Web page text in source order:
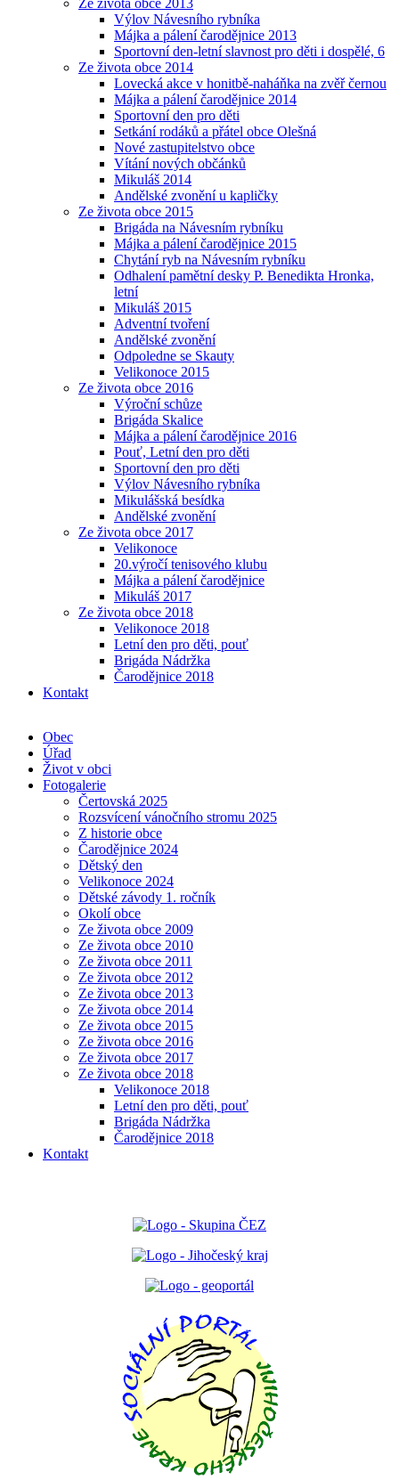
Ze života obce 2013
Výlov Návesního rybníka
Májka a pálení čarodějnice 2013
Sportovní den-letní slavnost pro děti i dospělé, 6
Ze života obce 2014
Lovecká akce v honitbě-naháňka na zvěř černou
Májka a pálení čarodějnice 2014
Sportovní den pro děti
Setkání rodáků a přátel obce Olešná
Nové zastupitelstvo obce
Vítání nových občánků
Mikuláš 2014
Andělské zvonění u kapličky
Ze života obce 2015
Brigáda na Návesním rybníku
Májka a pálení čarodějnice 2015
Chytání ryb na Návesním rybníku
Odhalení pamětní desky P. Benedikta Hronka,
letní
Mikuláš 2015
Adventní tvoření
Andělské zvonění
Odpoledne se Skauty
Velikonoce 2015
Ze života obce 2016
Výroční schůze
Brigáda Skalice
Májka a pálení čarodějnice 2016
Pouť, Letní den pro děti
Sportovní den pro děti
Výlov Návesního rybníka
Mikulášská besídka
Andělské zvonění
Ze života obce 2017
Velikonoce
20.výročí tenisového klubu
Májka a pálení čarodějnice
Mikuláš 2017
Ze života obce 2018
Velikonoce 2018
Letní den pro děti, pouť
Brigáda Nádržka
Čarodějnice 2018
Kontakt
Obec
Úřad
Život v obci
Fotogalerie
Čertovská 2025
Rozsvícení vánočního stromu 2025
Z historie obce
Čarodějnice 2024
Dětský den
Velikonoce 2024
Dětské závody 1. ročník
Okolí obce
Ze života obce 2009
Ze života obce 2010
Ze života obce 2011
Ze života obce 2012
Ze života obce 2013
Ze života obce 2014
Ze života obce 2015
Ze života obce 2016
Ze života obce 2017
Ze života obce 2018
Velikonoce 2018
Letní den pro děti, pouť
Brigáda Nádržka
Čarodějnice 2018
Kontakt